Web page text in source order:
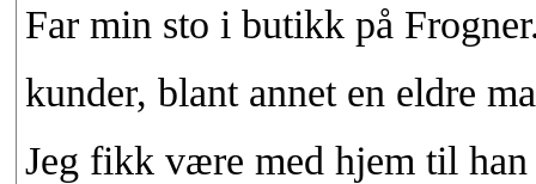
Far min sto i butikk på
kunder, blant annet en eldre
Jeg fikk være med hjem til